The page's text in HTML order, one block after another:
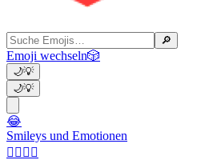
🔎
Emoji wechseln🎲
🌙💡
🌙💡
😂
Smileys und Emotionen
👩‍❤️‍💋‍👨